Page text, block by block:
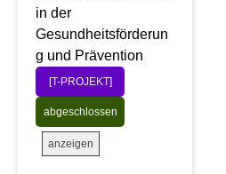
in der
Gesundheitsförderun
g und Prävention
[T-PROJEKT]
abgeschlossen
anzeigen